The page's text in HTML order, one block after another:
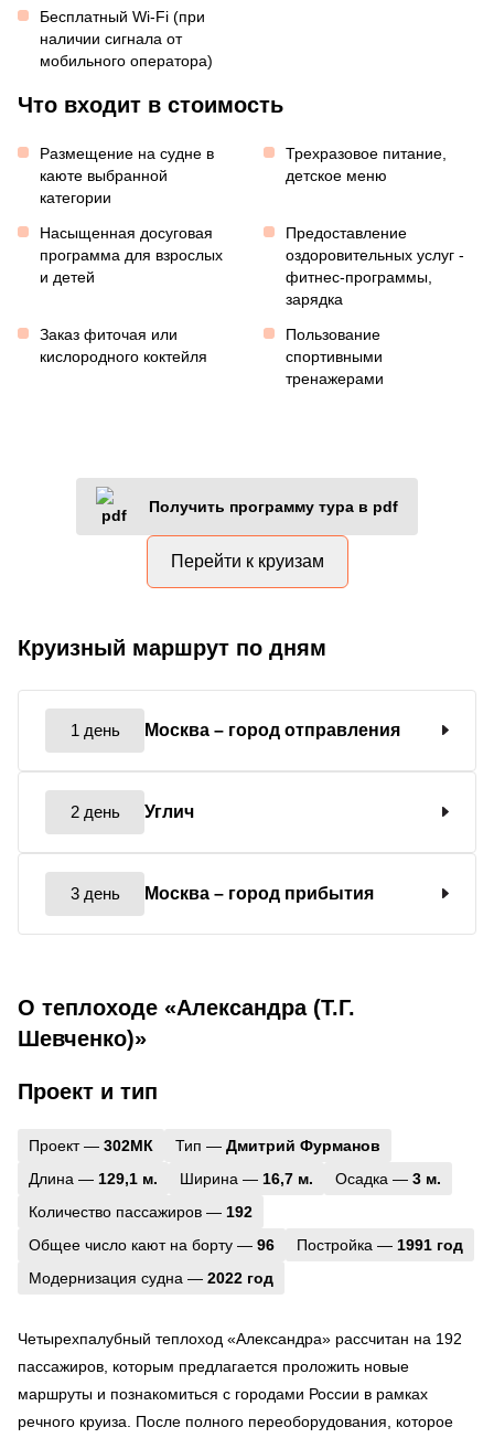
Бесплатный Wi-Fi (при
наличии сигнала от
мобильного оператора)
Что входит в стоимость
Размещение на судне в
каюте выбранной
категории
Трехразовое питание,
детское меню
Насыщенная досуговая
программа для взрослых
и детей
Предоставление
оздоровительных услуг -
фитнес-программы,
зарядка
Заказ фиточая или
кислородного коктейля
Пользование
спортивными
тренажерами
Получить программу тура в pdf
Перейти к круизам
Круизный маршрут по дням
1 день Москва – город отправления
2 день Углич
3 день Москва – город прибытия
О теплоходе «Александра (Т.Г.
Шевченко)»
Проект и тип
Проект — 302МК Тип — Дмитрий Фурманов
Длина — 129,1 м. Ширина — 16,7 м. Осадка — 3 м.
Количество пассажиров — 192
Общее число кают на борту — 96 Постройка — 1991 год
Модернизация судна — 2022 год
Четырехпалубный теплоход «Александра» рассчитан на 192
пассажиров, которым предлагается проложить новые
маршруты и познакомиться с городами России в рамках
речного круиза. После полного переоборудования, которое